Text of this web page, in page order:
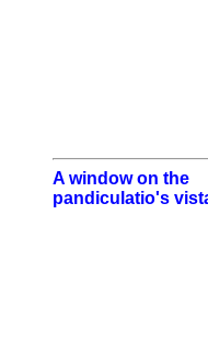
A window on the
pandiculatio's